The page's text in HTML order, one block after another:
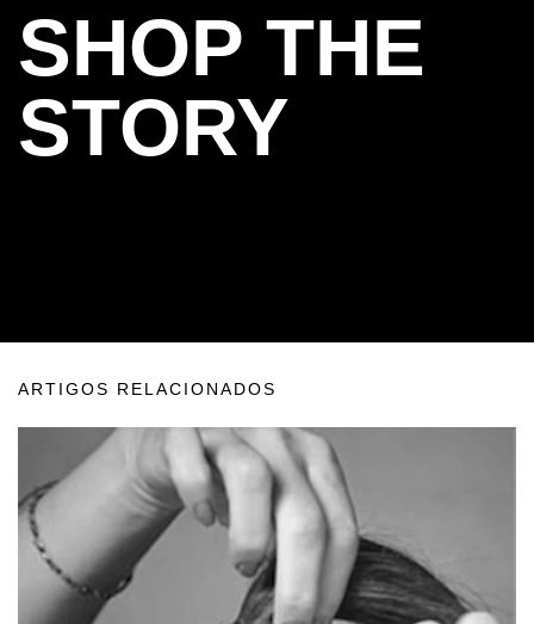
SHOP THE
STORY
ARTIGOS RELACIONADOS